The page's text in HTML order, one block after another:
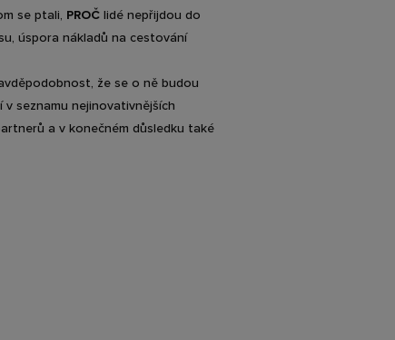
se ptali, PROČlidé nepřijdou do
úspora nákladů na cestování
že se o ně budou
seznamu nejinovativnějších
a v konečném důsledku také